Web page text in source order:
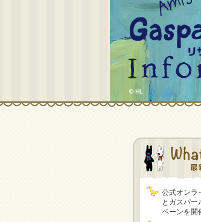
公式オンラ
とガスパー
ペーンを開